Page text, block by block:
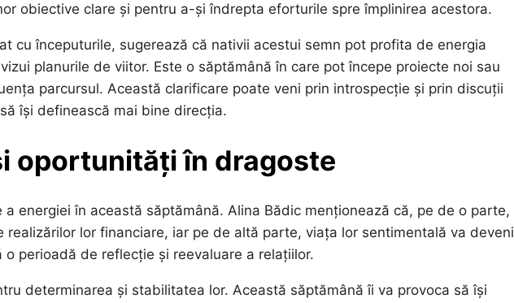
obiective clare și pentru a-și îndrepta eforturile spre împlinirea acestora.
cu începuturile, sugerează că nativii acestui semn pot profita de energia
planurile de viitor. Este o săptămână în care pot începe proiecte noi sau
parcursul. Această clarificare poate veni prin introspecție și prin discuții
își definească mai bine direcția.
oportunități în dragoste
energiei în această săptămână. Alina Bădic menționează că, pe de o parte,
lor financiare, iar pe de altă parte, viața lor sentimentală va deveni
perioadă de reflecție și reevaluare a relațiilor.
determinarea și stabilitatea lor. Această săptămână îi va provoca să își